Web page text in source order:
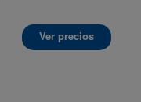
Ver precios